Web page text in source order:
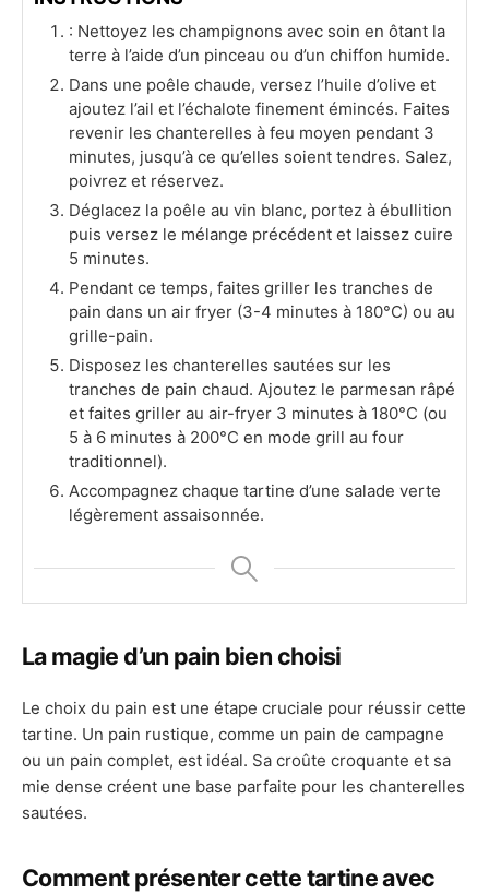
: Nettoyez les champignons avec soin en ôtant la
terre à l’aide d’un pinceau ou d’un chiffon humide.
Dans une poêle chaude, versez l’huile d’olive et
ajoutez l’ail et l’échalote finement émincés. Faites
revenir les chanterelles à feu moyen pendant 3
minutes, jusqu’à ce qu’elles soient tendres. Salez,
poivrez et réservez.
Déglacez la poêle au vin blanc, portez à ébullition
puis versez le mélange précédent et laissez cuire
5 minutes.
Pendant ce temps, faites griller les tranches de
pain dans un air fryer (3-4 minutes à 180°C) ou au
grille-pain.
Disposez les chanterelles sautées sur les
tranches de pain chaud. Ajoutez le parmesan râpé
et faites griller au air-fryer 3 minutes à 180°C (ou
5 à 6 minutes à 200°C en mode grill au four
traditionnel).
Accompagnez chaque tartine d’une salade verte
légèrement assaisonnée.
La magie d’un pain bien choisi
Le choix du pain est une étape cruciale pour réussir cette
tartine. Un pain rustique, comme un pain de campagne
ou un pain complet, est idéal. Sa croûte croquante et sa
mie dense créent une base parfaite pour les chanterelles
sautées.
Comment présenter cette tartine avec